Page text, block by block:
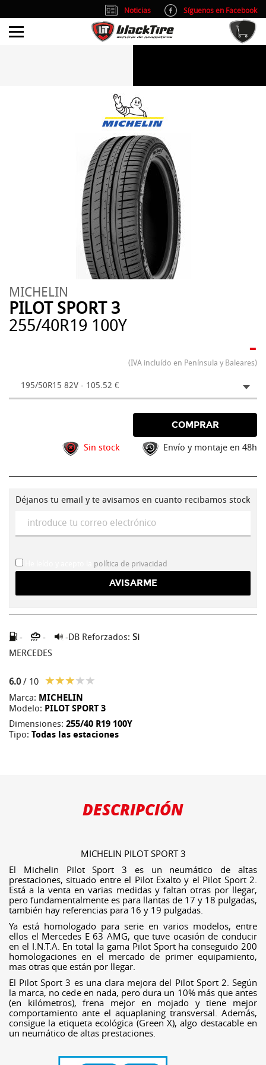
MICHELIN
PILOT SPORT 3
255/40R19 100Y
-
(IVA incluído en Península y Baleares)
195/50R15 82V - 105.52 €
COMPRAR
Sin stock Envío y montaje en 48h
Déjanos tu email y te avisamos en cuanto recibamos stock
política de privacidad
- - -DB Reforzados: Si
MERCEDES
6.0/ 10
Marca: MICHELIN
Modelo: PILOT SPORT 3
Dimensiones: 255/40 R19 100Y
Tipo: Todas las estaciones
DESCRIPCIÓN
MICHELIN PILOT SPORT 3
El Michelin Pilot Sport 3 es un neumático de altas
prestaciones, situado entre el Pilot Exalto y el Pilot Sport 2.
Está a la venta en varias medidas y faltan otras por llegar,
pero fundamentalmente es para llantas de 17 y 18 pulgadas,
también hay referencias para 16 y 19 pulgadas.
Ya está homologado para serie en varios modelos, entre
ellos el Mercedes E 63 AMG, que tuve ocasión de conducir
en el I.N.T.A. En total la gama Pilot Sport ha conseguido 200
homologaciones en el mercado de primer equipamiento,
mas otras que están por llegar.
El Pilot Sport 3 es una clara mejora del Pilot Sport 2. Según
la marca, no cede en nada, pero dura un 10% más que antes
(en kilómetros), frena mejor en mojado y tiene mejor
comportamiento ante el aquaplaning transversal. Además,
consigue la etiqueta ecológica (Green X), algo destacable en
un neumático de altas prestaciones.
Noticias
Síguenos en Facebook
info@blacktire.es
Atención al cliente: L/V 9:00-14:00 y 15:00-19:00